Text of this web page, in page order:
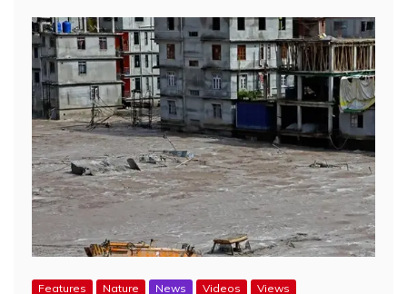
Features Nature News Videos Views